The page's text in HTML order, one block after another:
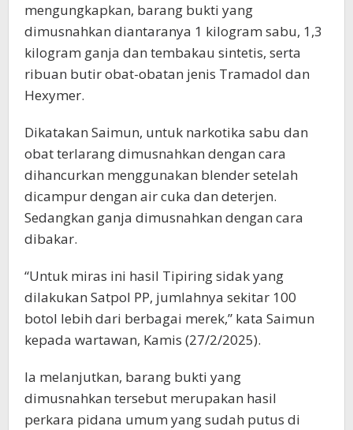
mengungkapkan, barang bukti yang
dimusnahkan diantaranya 1 kilogram sabu, 1,3
kilogram ganja dan tembakau sintetis, serta
ribuan butir obat-obatan jenis Tramadol dan
Hexymer.
Dikatakan Saimun, untuk narkotika sabu dan
obat terlarang dimusnahkan dengan cara
dihancurkan menggunakan blender setelah
dicampur dengan air cuka dan deterjen.
Sedangkan ganja dimusnahkan dengan cara
dibakar.
“Untuk miras ini hasil Tipiring sidak yang
dilakukan Satpol PP, jumlahnya sekitar 100
botol lebih dari berbagai merek,” kata Saimun
kepada wartawan, Kamis (27/2/2025).
Ia melanjutkan, barang bukti yang
dimusnahkan tersebut merupakan hasil
perkara pidana umum yang sudah putus di